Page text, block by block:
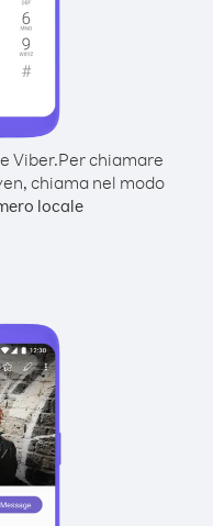
Viber.Per chiamare
chiama nel modo
locale